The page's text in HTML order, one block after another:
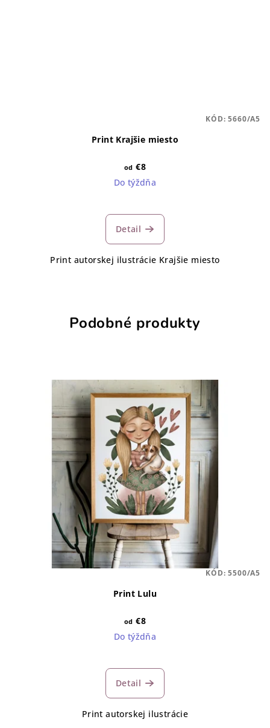
Print Krajšie miesto
od €8
Do týždňa
Detail
Print autorskej ilustrácie Krajšie miesto
KÓD:5660/A5
Podobné produkty
Print Lulu
od €8
Do týždňa
Detail
Print autorskej ilustrácie
KÓD:5500/A5